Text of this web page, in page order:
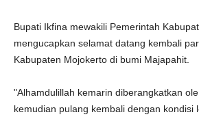
Bupati Ikfina mewakili Pemerintah
mengucapkan selamat datang kembali
Kabupaten Mojokerto di bumi Majapahit.
"Alhamdulillah kemarin diberangkatkan
kemudian pulang kembali dengan kondisi